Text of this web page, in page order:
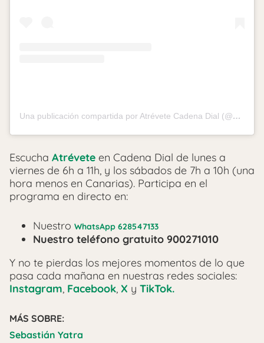
Una publicación compartida por Atrévete Cadena Dial (@atrevetedial)
Escucha Atrévete en Cadena Dial de lunes a
viernes de 6h a 11h, y los sábados de 7h a 10h (una
hora menos en Canarias). Participa en el
programa en directo en:
Nuestro WhatsApp 628547133
Nuestro teléfono gratuito 900271010
Y no te pierdas los mejores momentos de lo que
pasa cada mañana en nuestras redes sociales:
Instagram, Facebook, X y TikTok.
MÁS SOBRE:
Sebastián Yatra